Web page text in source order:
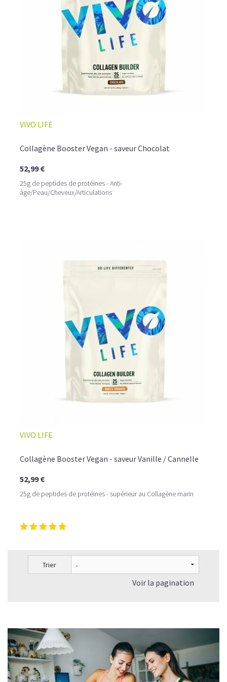
☕ LATTE MACCHIATO GLACÉ
Un café riche avec un soupçon de caramel pour un
moment de pure détente… ou de concentration avant le
Une énergie immédiate et stable, sans pic de glycémie,
qui vous accompagne toute la matinée et un allié parfait
Pour ceux qui veulent retrouver le plaisir d’un vrai café
glacé, sans se sentir lourd ni affamé.
🍯 CAFÉ FRAPPÉ AU CARAMEL PROTÉINÉ
LE PLAISIR D’UN DESSERT GLACÉ, SANS LE SUCRE EN
TROP
VIVO LIFE
Collagène Booster Vegan - saveur Chocolat
52,99 €
25g de peptides de protéines - Anti-
âge/Peau/Cheveux/Articulations
VIVO LIFE
Collagène Booster Vegan - saveur Vanille / Cannelle
52,99 €
25g de peptides de protéines - supérieur au Collagène marin
Trier
Voir la pagination